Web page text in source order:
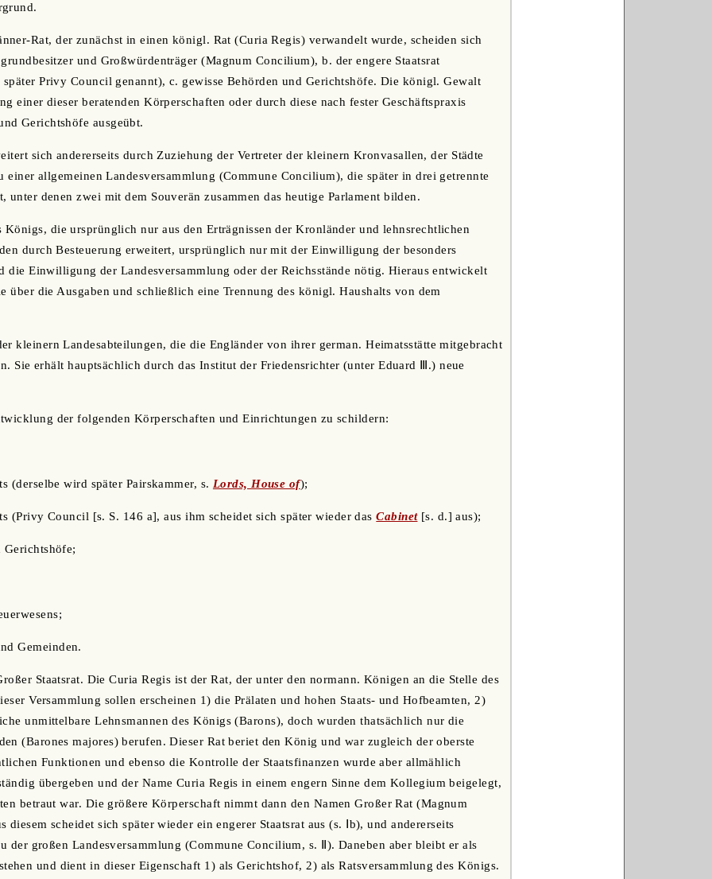
Rat, der zunächst in einen königl. Rat (Curia Regis) verwandelt wurde, scheiden sich
und Großwürdenträger (Magnum Concilium), b. der engere Staatsrat
Privy Council genannt), c. gewisse Behörden und Gerichtshöfe. Die königl. Gewalt
einer dieser beratenden Körperschaften oder durch diese nach fester Geschäftspraxis
Gerichtshöfe ausgeübt.
sich andererseits durch Zuziehung der Vertreter der kleinern Kronvasallen, der Städte
einer allgemeinen Landesversammlung (Commune Concilium), die später in drei getrennte
unter denen zwei mit dem Souverän zusammen das heutige Parlament bilden.
Königs, die ursprünglich nur aus den Erträgnissen der Kronländer und lehnsrechtlichen
durch Besteuerung erweitert, ursprünglich nur mit der Einwilligung der besonders
die Einwilligung der Landesversammlung oder der Reichsstände nötig. Hieraus entwickelt
über die Ausgaben und schließlich eine Trennung des königl. Haushalts von dem
kleinern Landesabteilungen, die die Engländer von ihrer german. Heimatsstätte mitgebracht
Sie erhält hauptsächlich durch das Institut der Friedensrichter (unter Eduard Ⅲ.) neue
der folgenden Körperschaften und Einrichtungen zu schildern:
(derselbe wird später Pairskammer, s. Lords, House of);
(Privy Council [s. S. 146 a], aus ihm scheidet sich später wieder dasCabinet[s. d.] aus);
Gerichtshöfe;
Gemeinden.
Staatsrat. Die Curia Regis ist der Rat, der unter den normann. Königen an die Stelle des
Versammlung sollen erscheinen 1) die Prälaten und hohen Staats- und Hofbeamten, 2)
unmittelbare Lehnsmannen des Königs (Barons), doch wurden thatsächlich nur die
(Barones majores) berufen. Dieser Rat beriet den König und war zugleich der oberste
Funktionen und ebenso die Kontrolle der Staatsfinanzen wurde aber allmählich
übergeben und der Name Curia Regis in einem engern Sinne dem Kollegium beigelegt,
betraut war. Die größere Körperschaft nimmt dann den Namen Großer Rat (Magnum
diesem scheidet sich später wieder ein engerer Staatsrat aus (s. Ⅰb), und andererseits
der großen Landesversammlung (Commune Concilium, s. Ⅱ). Daneben aber bleibt er als
und dient in dieser Eigenschaft 1) als Gerichtshof, 2) als Ratsversammlung des Königs.